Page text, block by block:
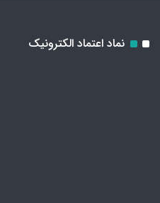
نماد اعتماد الکترونیک